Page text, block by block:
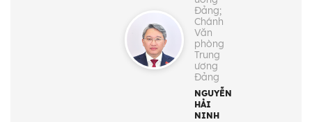
Đảng;
Chánh
Văn
phòng
Trung
ương
Đảng
NGUYỄN
HẢI
NINH